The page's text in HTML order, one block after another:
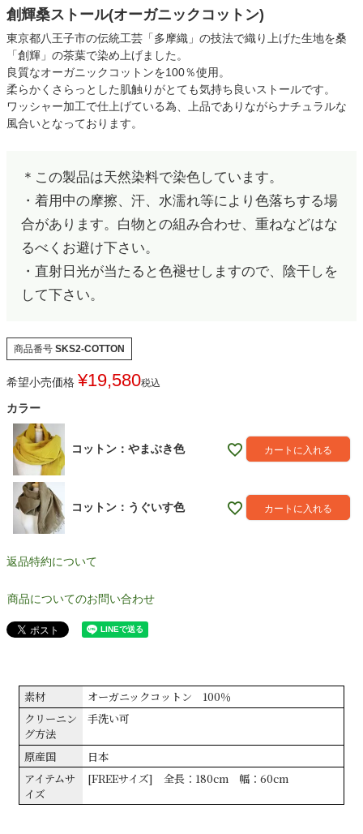
創輝桑ストール(オーガニックコットン)
東京都八王子市の伝統工芸「多摩織」の技法で織り上げた生地を桑
「創輝」の茶葉で染め上げました。
良質なオーガニックコットンを100％使用。
柔らかくさらっとした肌触りがとても気持ち良いストールです。
ワッシャー加工で仕上げている為、上品でありながらナチュラルな
風合いとなっております。
＊この製品は天然染料で染色しています。
・着用中の摩擦、汗、水濡れ等により色落ちする場
合があります。白物との組み合わせ、重ねなどはな
るべくお避け下さい。
・直射日光が当たると色褪せしますので、陰干しを
して下さい。
商品番号 SKS2-COTTON
希望小売価格 ¥19,580税込
カラー
コットン：やまぶき色 カートに入れる
コットン：うぐいす色 カートに入れる
返品特約について
商品についてのお問い合わせ
素材
オーガニックコットン 100％
クリーニン
グ方法
手洗い可
原産国
日本
アイテムサ
イズ
[FREEサイズ] 全長：180cm 幅：60cm